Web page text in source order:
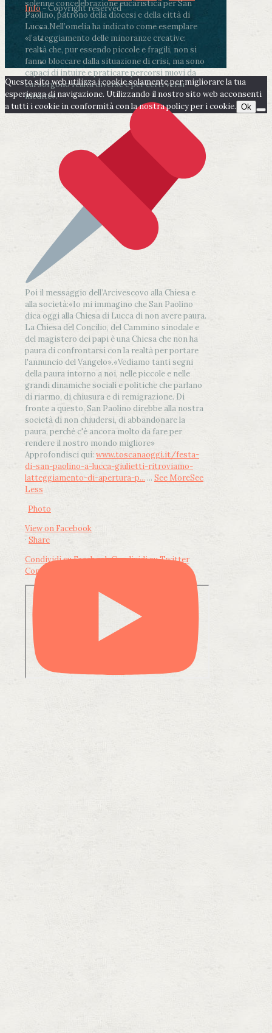
solenne concelebrazione eucaristica per San
Paolino, patrono della diocesi e della città di
Lucca.Nell’omelia ha indicato come esemplare
«l’atteggiamento delle minoranze creative:
realtà che, pur essendo piccole e fragili, non si
fanno bloccare dalla situazione di crisi, ma sono
capaci di intuire e praticare percorsi nuovi da
cui sorgono realtà diverse e per certi versi
inedite».
Poi il messaggio dell’Arcivescovo alla Chiesa e
alla società:«Io mi immagino che San Paolino
dica oggi alla Chiesa di Lucca di non avere paura.
La Chiesa del Concilio, del Cammino sinodale e
del magistero dei papi è una Chiesa che non ha
paura di confrontarsi con la realtà per portare
l'annuncio del Vangelo».«Vediamo tanti segni
della paura intorno a noi, nelle piccole e nelle
grandi dinamiche sociali e politiche che parlano
di riarmo, di chiusura e di remigrazione. Di
fronte a questo, San Paolino direbbe alla nostra
società di non chiudersi, di abbandonare la
paura, perché c'è ancora molto da fare per
rendere il nostro mondo migliore»
Approfondisci qui: www.toscanaoggi.it/festa-
di-san-paolino-a-lucca-giulietti-ritroviamo-
latteggiamento-di-apertura-p... ... See MoreSee
Less
Photo
View on Facebook
· Share
Condividi su FacebookCondividi su Twitter
Condividi su LinkedIn
Info- Copyright reserved
Questo sito web utilizza i cookie solamente per migliorare la tua
esperienza di navigazione. Utilizzando il nostro sito web acconsenti
a tutti i cookie in conformità con la nostra policy per i cookie. Ok